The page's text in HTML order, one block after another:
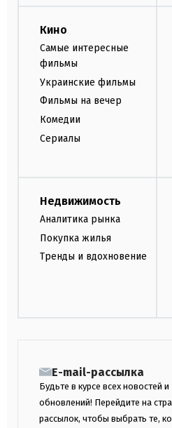
Кино
Самые интересные
фильмы
Украинские фильмы
Фильмы на вечер
Комедии
Сериалы
Недвижимость
Аналитика рынка
Покупка жилья
Тренды и вдохновение
E-mail-рассылка
Будьте в курсе всех новостей и
обновлений! Перейдите на
рассылок, чтобы выбрать те,